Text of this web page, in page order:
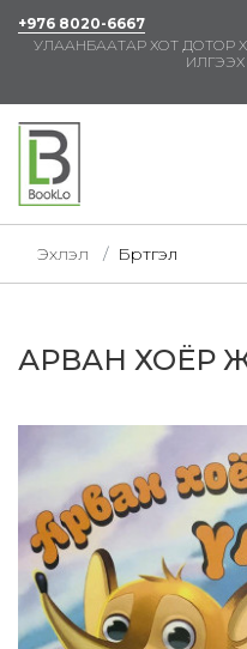
+976 8020-6667
УЛААНБААТАР ХОТ ДОТОР
Эхлэл Бүртгэл
АРВАН ХОЁР